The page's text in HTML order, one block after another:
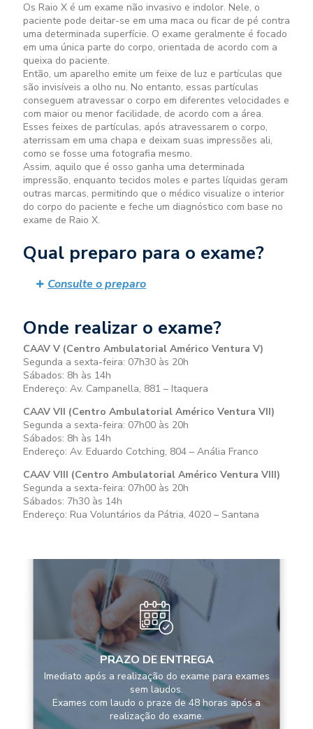
Os Raio X é um exame não invasivo e indolor. Nele, o
paciente pode deitar-se em uma maca ou ficar de pé contra
uma determinada superfície. O exame geralmente é focado
em uma única parte do corpo, orientada de acordo com a
queixa do paciente.
Então, um aparelho emite um feixe de luz e partículas que
são invisíveis a olho nu. No entanto, essas partículas
conseguem atravessar o corpo em diferentes velocidades e
com maior ou menor facilidade, de acordo com a área.
Esses feixes de partículas, após atravessarem o corpo,
aterrissam em uma chapa e deixam suas impressões ali,
como se fosse uma fotografia mesmo.
Assim, aquilo que é osso ganha uma determinada
impressão, enquanto tecidos moles e partes líquidas geram
outras marcas, permitindo que o médico visualize o interior
do corpo do paciente e feche um diagnóstico com base no
exame de Raio X.
Qual preparo para o exame?
Consulte o preparo
Onde realizar o exame?
CAAV V (Centro Ambulatorial Américo Ventura V)
Segunda a sexta-feira: 07h30 às 20h
Sábados: 8h às 14h
Endereço: Av. Campanella, 881 – Itaquera
CAAV VII (Centro Ambulatorial Américo Ventura VII)
Segunda a sexta-feira: 07h00 às 20h
Sábados: 8h às 14h
Endereço: Av. Eduardo Cotching, 804 – Anália Franco
CAAV VIII (Centro Ambulatorial Américo Ventura VIII)
Segunda a sexta-feira: 07h00 às 20h
Sábados: 7h30 às 14h
Endereço: Rua Voluntários da Pátria, 4020 – Santana
PRAZO DE ENTREGA
Imediato após a realização do exame para exames
sem laudos.
Exames com laudo o praze de 48 horas após a
realização do exame.